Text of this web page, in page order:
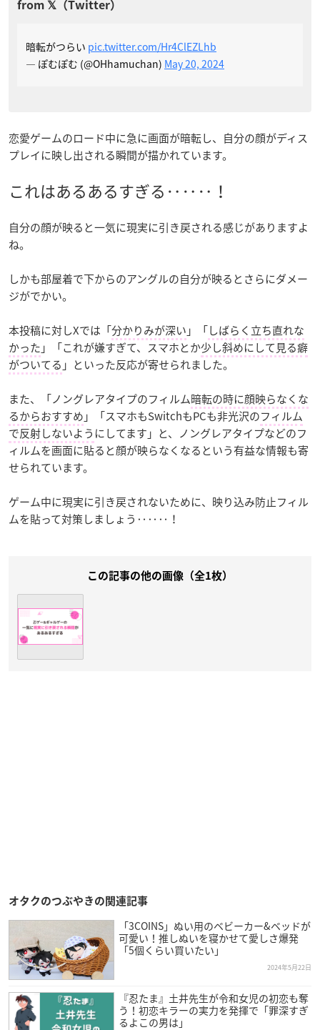
暗転がつらい pic.twitter.com/Hr4ClEZLhb
— ぽむぽむ (@OHhamuchan) May 20, 2024
恋愛ゲームのロード中に急に画面が暗転し、自分の顔がディス
プレイに映し出される瞬間が描かれています。
これはあるあるすぎる‥‥‥！
自分の顔が映ると一気に現実に引き戻される感じがありますよ
ね。
しかも部屋着で下からのアングルの自分が映るとさらにダメー
ジがでかい。
本投稿に対しXでは「分かりみが深い 」「しばらく立ち直れな
かった 」「これが嫌すぎて、スマホとか少し斜めにして見る癖
がついてる 」といった反応が寄せられました。
また、「ノングレアタイプのフィルム暗転の時に顔映らなくな
るからおすすめ 」「スマホもSwitchもPCも非光沢のフィルム
で反射しないよう にしてます」と、ノングレアタイプなどのフ
ィルムを画面に貼ると顔が映らなくなるという有益な情報も寄
せられています。
ゲーム中に現実に引き戻されないために、映り込み防止フィル
ムを貼って対策しましょう‥‥‥！
この記事の他の画像（全1枚）
オタクのつぶやきの関連記事
「3COINS」ぬい用のベビーカー&ベッドが
可愛い！推しぬいを寝かせて愛しさ爆発
「5個くらい買いたい」
2024年5月22日
『忍たま』土井先生が令和女児の初恋も奪
う！初恋キラーの実力を発揮で「罪深すぎ
るよこの男は」